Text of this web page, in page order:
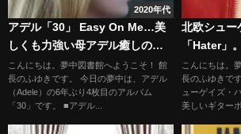
2020年代
アデル「30」 Easy On Me…美
しくも力強い母アデル癒しの歌
声
こんにちは。夢中図書館へようこそ！ 館
長のふゆきです。 今日の夢中は、アデル
（Adele）の6年ぶり4枚目のアルバム
「30」です。 ■アデル...
北欧シュー
「Hater」
ーポップ
こんにちは。
長のふゆきで
ューゲイズ・
美しいギター